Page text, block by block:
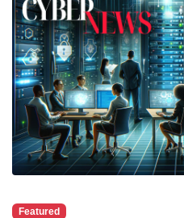
Featured